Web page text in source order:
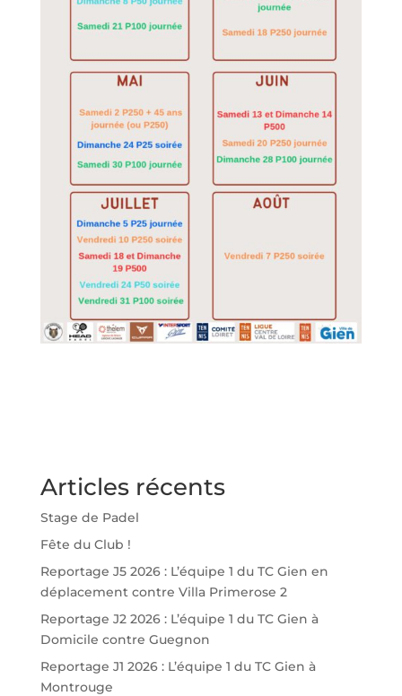
Articles récents
Stage de Padel
Fête du Club !
Reportage J5 2026 : L’équipe 1 du TC Gien en
déplacement contre Villa Primerose 2
Reportage J2 2026 : L’équipe 1 du TC Gien à
Domicile contre Guegnon
Reportage J1 2026 : L’équipe 1 du TC Gien à
Montrouge